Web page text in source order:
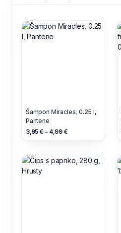
Šampon Miracles, 0.25 l,
Pantene
3,95 € – 4,99 €